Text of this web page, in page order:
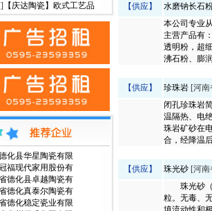
【庆达陶瓷】欧式工艺品
化县华星陶瓷有限
福现代家用股份有
德化县卓越陶瓷有
德化真泰尔陶瓷有
德化稳定瓷业有限
【供应】
水磨钠长石
本公司专业
主营产品有
透明粉，超
沸石粉、膨
【供应】 珍珠岩[河南
闭孔珍珠岩
温隔热、电
珠岩矿砂在
合，经降温
【供应】 珠光砂[河南
珠光砂（
粒。无毒、